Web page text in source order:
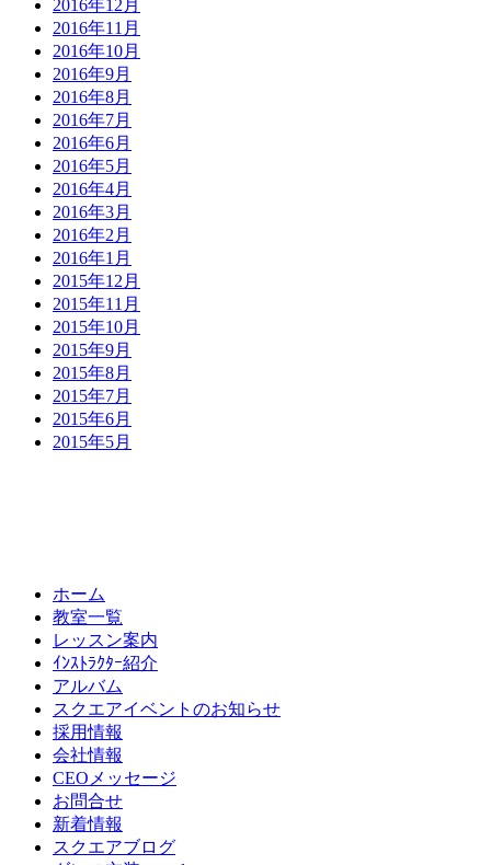
2016年12月
2016年11月
2016年10月
2016年9月
2016年8月
2016年7月
2016年6月
2016年5月
2016年4月
2016年3月
2016年2月
2016年1月
2015年12月
2015年11月
2015年10月
2015年9月
2015年8月
2015年7月
2015年6月
2015年5月
ホーム
教室一覧
レッスン案内
ｲﾝｽﾄﾗｸﾀｰ紹介
アルバム
スクエアイベントのお知らせ
採用情報
会社情報
CEOメッセージ
お問合せ
新着情報
スクエアブログ